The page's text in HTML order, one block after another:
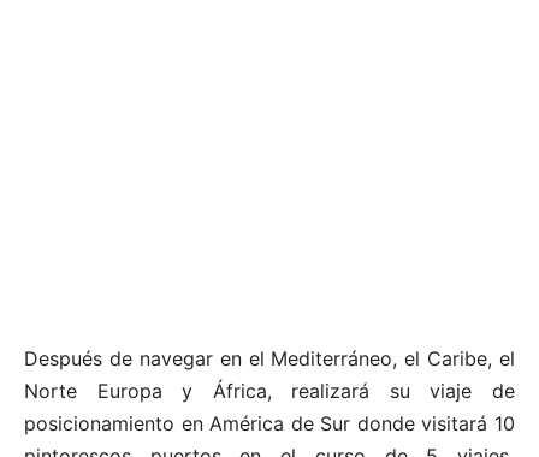
Después de navegar en el Mediterráneo, el Caribe, el
Norte Europa y África, realizará su viaje de
posicionamiento en América de Sur donde visitará 10